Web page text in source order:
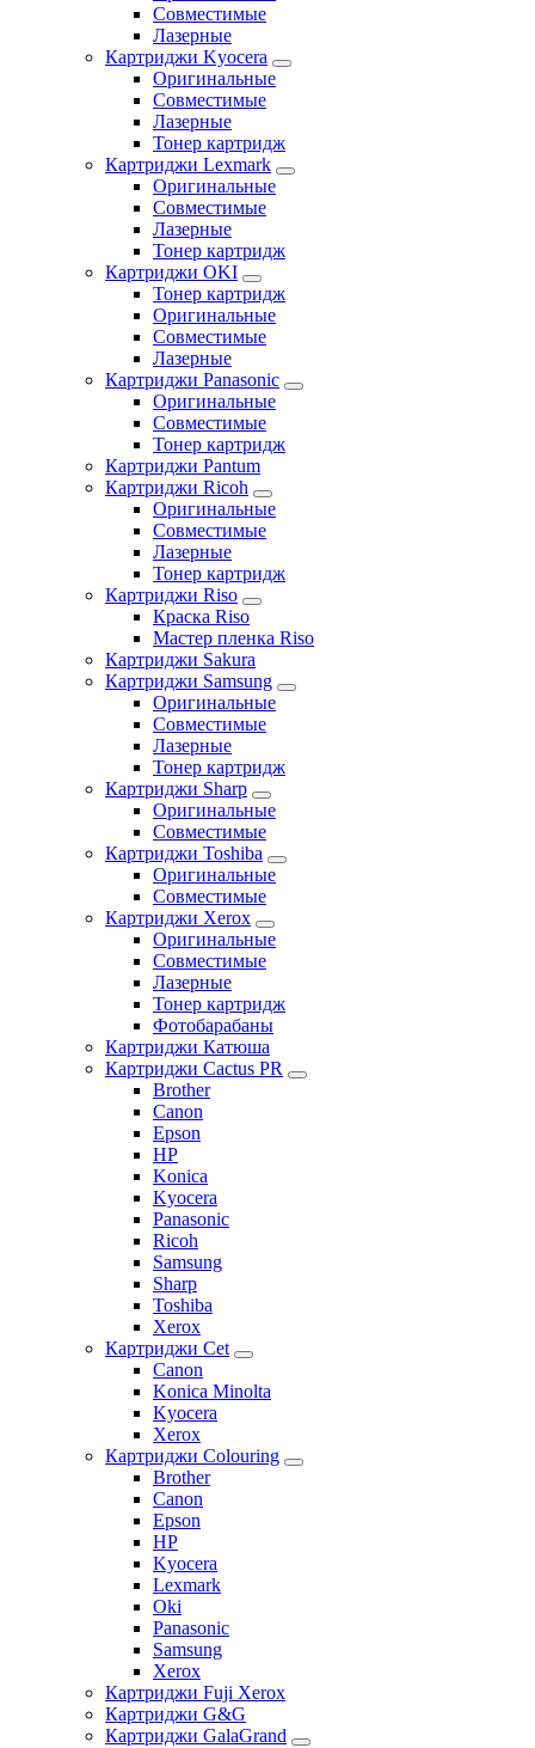
Совместимые
Лазерные
Картриджи Kyocera
Оригинальные
Совместимые
Лазерные
Тонер картридж
Картриджи Lexmark
Оригинальные
Совместимые
Лазерные
Тонер картридж
Картриджи OKI
Тонер картридж
Оригинальные
Совместимые
Лазерные
Картриджи Panasonic
Оригинальные
Совместимые
Тонер картридж
Картриджи Pantum
Картриджи Ricoh
Оригинальные
Совместимые
Лазерные
Тонер картридж
Картриджи Riso
Краска Riso
Мастер пленка Riso
Картриджи Sakura
Картриджи Samsung
Оригинальные
Совместимые
Лазерные
Тонер картридж
Картриджи Sharp
Оригинальные
Совместимые
Картриджи Toshiba
Оригинальные
Совместимые
Картриджи Xerox
Оригинальные
Совместимые
Лазерные
Тонер картридж
Фотобарабаны
Картриджи Катюша
Картриджи Cactus PR
Brother
Canon
Epson
HP
Konica
Kyocera
Panasonic
Ricoh
Samsung
Sharp
Toshiba
Xerox
Картриджи Cet
Canon
Konica Minolta
Kyocera
Xerox
Картриджи Colouring
Brother
Canon
Epson
HP
Kyocera
Lexmark
Oki
Panasonic
Samsung
Xerox
Картриджи Fuji Xerox
Картриджи G&G
Картриджи GalaGrand